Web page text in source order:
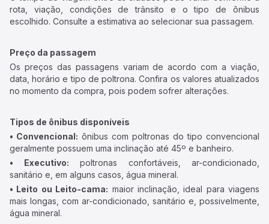
rota, viação, condições de trânsito e o tipo de ônibus
escolhido. Consulte a estimativa ao selecionar sua passagem.
Preço da passagem
Os preços das passagens variam de acordo com a viação,
data, horário e tipo de poltrona. Confira os valores atualizados
no momento da compra, pois podem sofrer alterações.
Tipos de ônibus disponíveis
• Convencional: ônibus com poltronas do tipo convencional
geralmente possuem uma inclinação até 45º e banheiro.
• Executivo: poltronas confortáveis, ar-condicionado,
sanitário e, em alguns casos, água mineral.
• Leito ou Leito-cama: maior inclinação, ideal para viagens
mais longas, com ar-condicionado, sanitário e, possivelmente,
água mineral.